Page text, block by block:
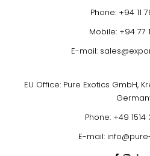
Phone: +94 11
Mobile: +94 77
E-mail:
EU Office: Pure Exotics GmbH,
Phone: +49
E-mail: